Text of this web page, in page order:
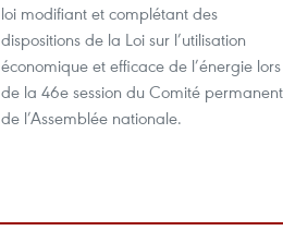
loi modifiant et complétant des
dispositions de la Loi sur l’utilisation
économique et efficace de l’énergie lors
de la 46e session du Comité permanent
de l’Assemblée nationale.